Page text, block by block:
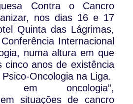
Contra o Cancro
nos dias 16 e 17
Quinta das Lágrimas,
Internacional
numa altura em que
cinco anos de existência
Oncologia na Liga.
em oncologia”,
em situações de cancro